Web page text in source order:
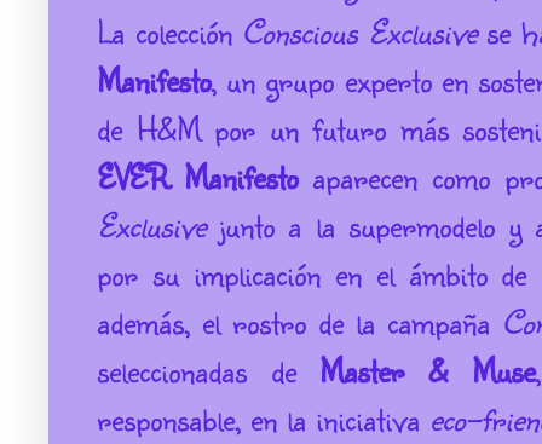
La colección Conscious Exclusivese
Manifesto, un grupo experto en
de H&M por un futuro más
EVER Manifestoaparecen como
Exclusivejunto a la supermodelo
por su implicación en el ámbito
además, el rostro de la campaña
seleccionadas de Master & Muse
responsable, en la iniciativa eco-